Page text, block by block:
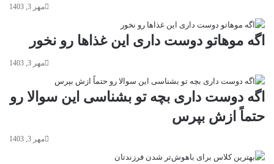
مهر 3, 1403
اگه موهاتو دوست داری این غذاها رو نخور
مهر 3, 1403
اگه دوست داری بچه‌ تو بشناسی این سوالا رو
حتماً ازش بپرس
مهر 3, 1403